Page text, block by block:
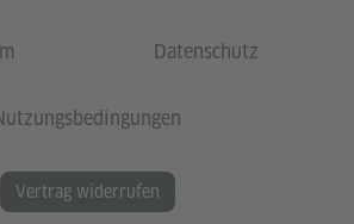
Datenschutz
Vertrag widerrufen